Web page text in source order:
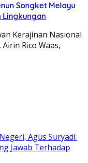
Songket Melayu
Lingkungan
Kerajinan Nasional
Rico Waas,